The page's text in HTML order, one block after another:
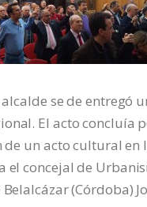
se de entregó
El acto concluía
un acto cultural en
concejal de
(Córdoba)